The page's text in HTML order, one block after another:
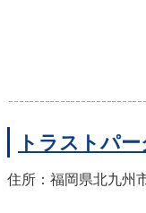
トラストパ
住所：福岡県北九州